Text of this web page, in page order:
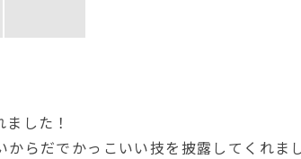
した！
らだでかっこいい技を披露してくれま